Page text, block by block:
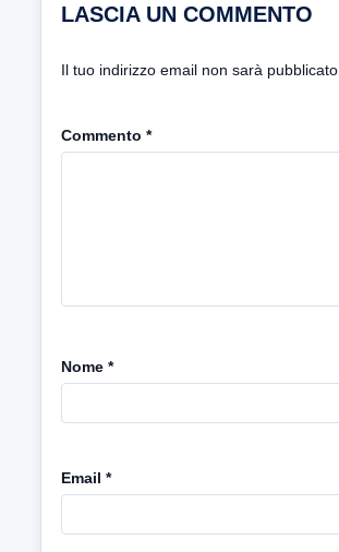
LASCIA UN COMMENTO
Il tuo indirizzo email non sarà pubblicato.
Commento *
Nome *
Email *